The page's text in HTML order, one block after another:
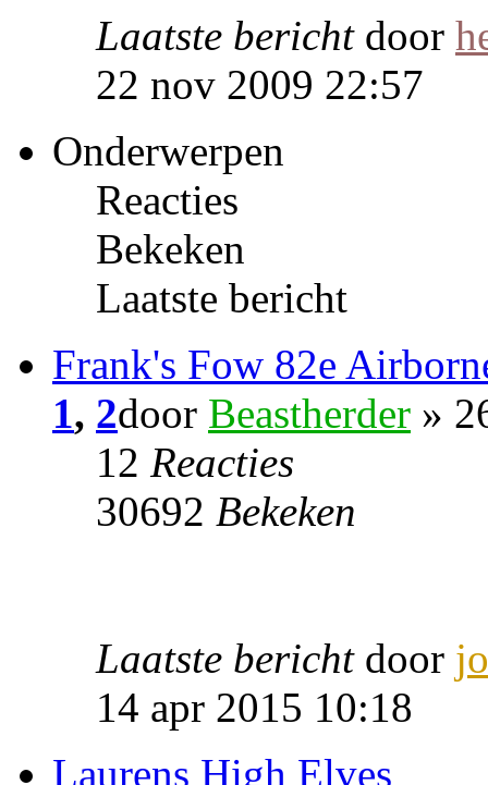
Laatste bericht door
22 nov 2009 22:57
Onderwerpen
Reacties
Bekeken
Laatste bericht
Frank's Fow 82e
1, 2door Beastherder »
12 Reacties
30692 Bekeken
Laatste bericht door
14 apr 2015 10:18
Laurens High Elves